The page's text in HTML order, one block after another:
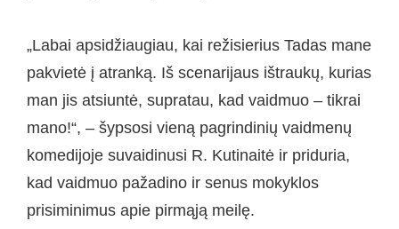
„Labai apsidžiaugiau, kai režisierius Tadas mane
pakvietė į atranką. Iš scenarijaus ištraukų, kurias
man jis atsiuntė, supratau, kad vaidmuo – tikrai
mano!“, – šypsosi vieną pagrindinių vaidmenų
komedijoje suvaidinusi R. Kutinaitė ir priduria,
kad vaidmuo pažadino ir senus mokyklos
prisiminimus apie pirmąją meilę.